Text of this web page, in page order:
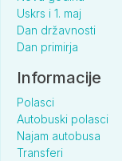
Uskrs i 1. maj
Dan državnosti
Dan primirja
Informacije
Polasci
Autobuski polasci
Najam autobusa
Transferi